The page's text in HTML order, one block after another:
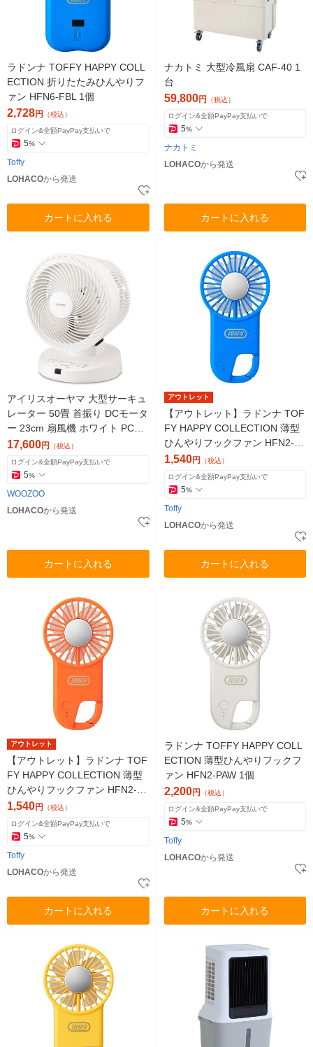
ラドンナ TOFFY HAPPY COLL
ECTION 折りたたみひんやりフ
ァン HFN6-FBL 1個
2,728円 （税込）
ログイン&全額PayPay支払いで
5%
Toffy
LOHACOから発送
カートに入れる
ナカトミ 大型冷風扇 CAF-40 1
台
59,800円 （税込）
ログイン&全額PayPay支払いで
5%
ナカトミ
LOHACOから発送
カートに入れる
アイリスオーヤマ 大型サーキュ
レーター 50畳 首振り DCモータ
ー 23cm 扇風機 ホワイト PCF-
DC23-W セール
17,600円 （税込）
ログイン&全額PayPay支払いで
5%
WOOZOO
LOHACOから発送
カートに入れる
アウトレット
【アウトレット】ラドンナ TOF
FY HAPPY COLLECTION 薄型
ひんやりフックファン HFN2-F
BL 1個
1,540円 （税込）
ログイン&全額PayPay支払いで
5%
Toffy
LOHACOから発送
カートに入れる
アウトレット
【アウトレット】ラドンナ TOF
FY HAPPY COLLECTION 薄型
ひんやりフックファン HFN2-V
OR 1個
1,540円 （税込）
ログイン&全額PayPay支払いで
5%
Toffy
LOHACOから発送
カートに入れる
ラドンナ TOFFY HAPPY COLL
ECTION 薄型ひんやりフックフ
ァン HFN2-PAW 1個
2,200円 （税込）
ログイン&全額PayPay支払いで
5%
Toffy
LOHACOから発送
カートに入れる